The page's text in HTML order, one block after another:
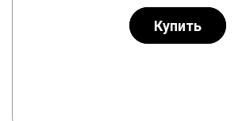
Купить